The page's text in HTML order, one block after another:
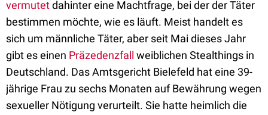
vermutetdahinter eine Machtfrage, bei der der Täter
bestimmen möchte, wie es läuft. Meist handelt es
sich um männliche Täter, aber seit Mai dieses Jahr
gibt es einen Präzedenzfall weiblichen Stealthings in
Deutschland. Das Amtsgericht Bielefeld hat eine 39-
jährige Frau zu sechs Monaten auf Bewährung wegen
sexueller Nötigung verurteilt. Sie hatte heimlich die